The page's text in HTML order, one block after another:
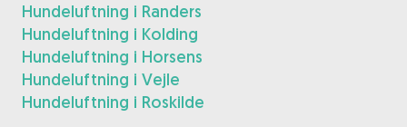
Hundeluftning i Randers
Hundeluftning i Kolding
Hundeluftning i Horsens
Hundeluftning i Vejle
Hundeluftning i Roskilde